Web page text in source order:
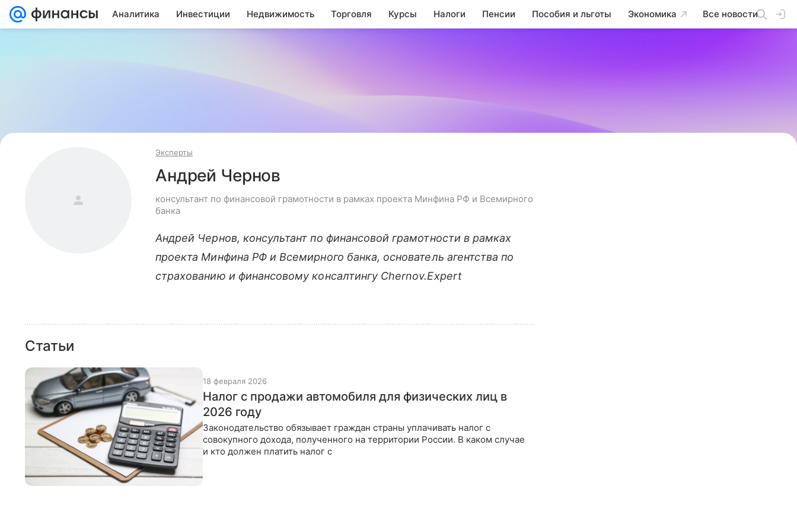
Аналитика Инвестиции Недвижимость Торговля Курсы Налоги Пенсии Пособия и льготы Экономика Все новости
Эксперты
Андрей Чернов
консультант по финансовой грамотности в рамках проекта Минфина РФ и Всемирного
банка
Андрей Чернов, консультант по финансовой грамотности в рамках
проекта Минфина РФ и Всемирного банка, основатель агентства по
страхованию и финансовому консалтингу Chernov.Expert
Статьи
18 февраля 2026
Налог с продажи автомобиля для физических лиц в
2026 году
Законодательство обязывает граждан страны уплачивать налог с
совокупного дохода, полученного на территории России. В каком случае
и кто должен платить налог с